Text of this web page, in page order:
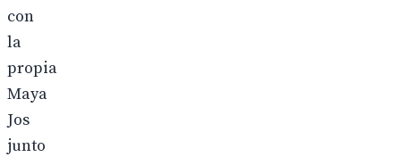
con
la
propia
Maya
Jos
junto